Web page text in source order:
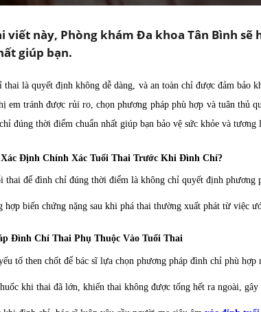
viết này, Phòng khám Đa khoa Tân Bình
giúp bạn.
thai là quyết định không dễ dàng, và an toàn chỉ được đảm
em tránh được rủi ro, chọn phương pháp phù hợp và tuân thủ
đúng thời điểm chuẩn nhất giúp bạn bảo vệ sức khỏe và
Xác Định Chính Xác Tuổi Thai Trước Khi Đình Chỉ?
thai để đình chỉ đúng thời điểm là không chỉ quyết định phương
hợp biến chứng nặng sau khi phá thai thường xuất phát từ việc
Đình Chỉ Thai Phụ Thuộc Vào Tuổi Thai
tố then chốt để bác sĩ lựa chọn phương pháp đình chỉ phù hợp
khi thai đã lớn, khiến thai không được tống hết ra ngoài,